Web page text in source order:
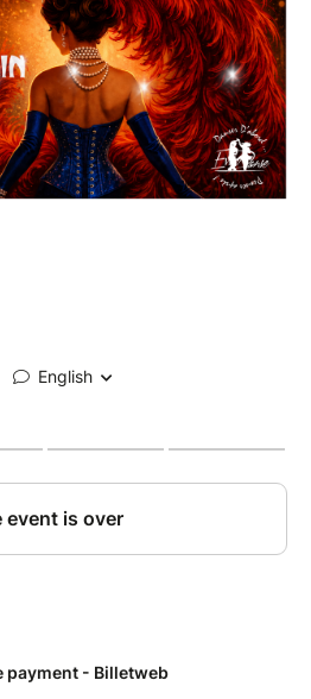
"Gala" de fin d'année c'est un
l'on vous présente avec une
qui vous transportent
et prenez vos places !